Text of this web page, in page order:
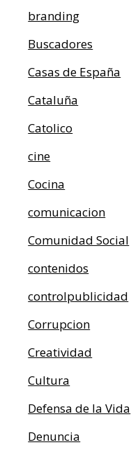
branding
Buscadores
Casas de España
Cataluña
Catolico
cine
Cocina
comunicacion
Comunidad Social
contenidos
controlpublicidad
Corrupcion
Creatividad
Cultura
Defensa de la Vida
Denuncia